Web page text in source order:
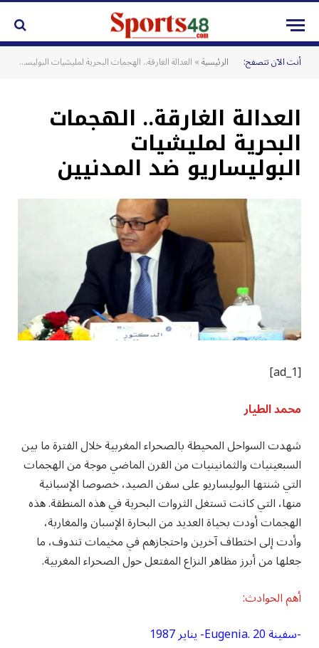
أنت الآن تتصفح: الرئيسية» العدالة الغارقة.. الهجمات البحرية لمليشيات البوليساريو ضد المدنيين
العدالة الغارقة.. الهجمات
البحرية لمليشيات
البوليساريو ضد المدنيين
[ad_1]
محمد الطيار
شهدت السواحل المحيطة بالصحراء المغربية خلال الفترة ما بين
السبعينيات والثمانينيات من القرن الماضي موجة من الهجمات
التي شنتها البوليساريو على سفن الصيد، خصوصا الإسبانية
منها، التي كانت تستغل الثروات البحرية في هذه المنطقة. هذه
الهجمات أودت بحياة العديد من البحارة الإسبان والمغاربة،
وأدت إلى اختطاف آخرين واحتجازهم في مخيمات تندوف، ما
جعلها من أبرز مظاهر النزاع المفتعل حول الصحراء المغربية.
أهم الحوادث:
-سفينة Eugenia. 20- يناير 1987